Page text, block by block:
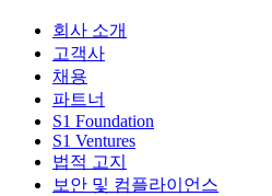
회사 소개
고객사
채용
파트너
S1 Foundation
S1 Ventures
법적 고지
보안 및 컴플라이언스